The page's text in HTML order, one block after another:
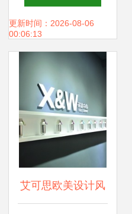
计视角下的工厂展
厅布局之道
更新时间：2026-08-06
00:06:13
艾可思欧美设计风